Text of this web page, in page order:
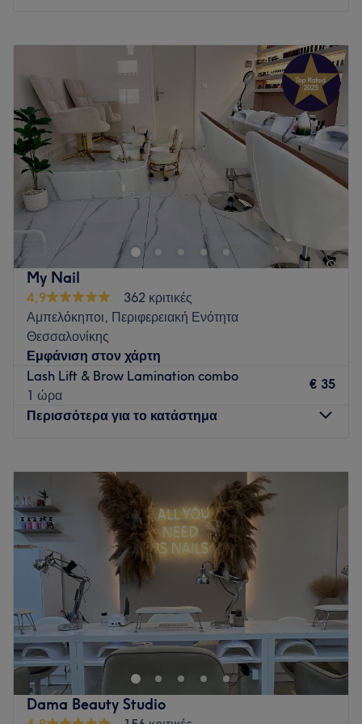
12:00–20:00
12:00–20:00
Πέμπτη
12:00–20:00
Παρασκευή
12:00– 20:00
Σάββατο
Κλειστό
Κυριακή
Κλειστό
Το SKIN THEORY είναι ένας νέος χώρος ιατρικής αισθητικής
στον Εύοσμο Θεσσαλονίκης που προσφέρει υψηλών
προδιαγραφών υπηρεσίες με στόχο την επιστημονική
προσέγγιση και τη φυσικότητα στο αποτέλεσμα.
Εξατομικευμένες θεραπείες με κορυφαία διεθνώς
αναγνωρισμένα προϊόντα & πρωτόκολλα.
Σύγχρονος ιατρικός εξοπλισμός τελευταίας τεχνολογίας.
Αξιοπιστία, διαφάνεια και πλήρη εμπιστευτικότητα.
Ασφαλείς μέθοδοι με σεβασμό στις ανάγκες του κάθε
δέρματος.
My Nail
4,9
362 κριτικές
Αμπελόκηποι, Περιφερειακή Ενότητα
Θεσσαλονίκης
Εμφάνιση στον χάρτη
Lash Lift & Brow Lamination combo
1 ώρα
€ 35
Περισσότερα για το κατάστημα
09:00
Τετάρτη
09:00–
Πέμπτη
09:00
Παρασκευή
09:00
Σάββατο
10:00
Κυριακή
Κλειστό
Το My Nail είναι χώρος φρέσκος, καθαρός, με μοντέρνο
εσωτερικό design που προσφέρει τις πιο σύγχρονες τεχνικές
στον χώρο της ομορφιάς. Βρες λίγο χρόνο από την
καθημερινότητά σου και αφέσου σε χέρια που θα
απογειώσουν την αυτοπεποίθησή σου και θα σε κάνουν να
λάμψεις.
Dama Beauty Studio